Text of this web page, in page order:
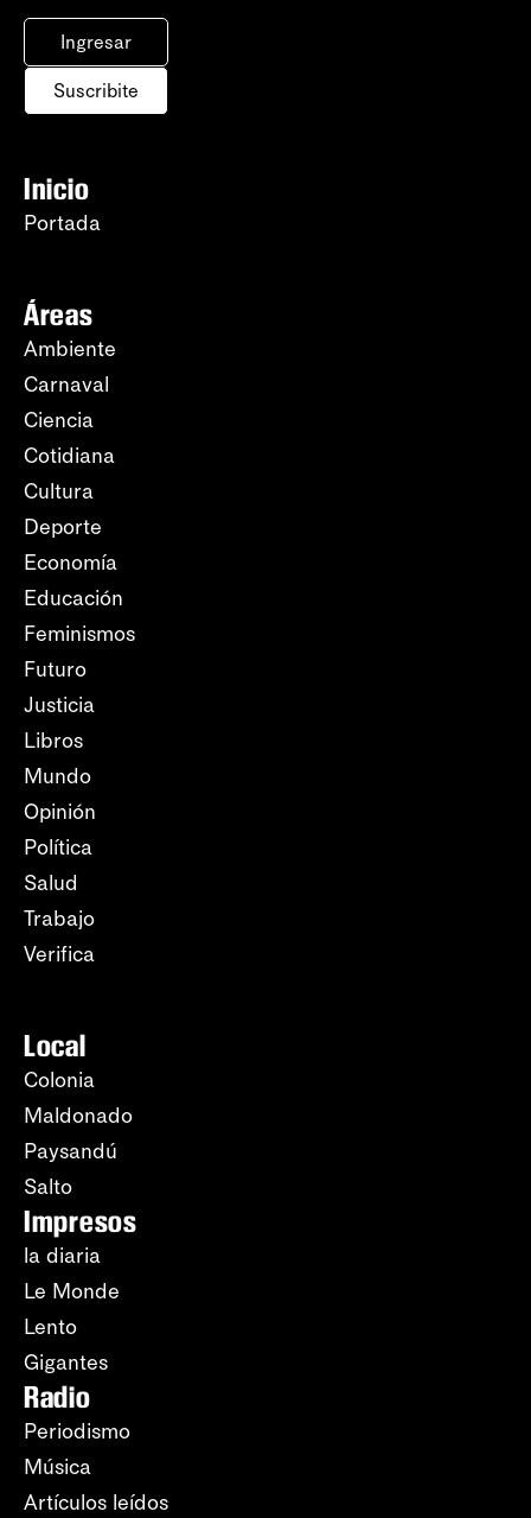
Ingresar
Suscribite
Inicio
Portada
Áreas
Ambiente
Carnaval
Ciencia
Cotidiana
Cultura
Deporte
Economía
Educación
Feminismos
Futuro
Justicia
Libros
Mundo
Opinión
Política
Salud
Trabajo
Verifica
Local
Colonia
Maldonado
Paysandú
Salto
Impresos
la diaria
Le Monde
Lento
Gigantes
Radio
Periodismo
Música
Artículos leídos